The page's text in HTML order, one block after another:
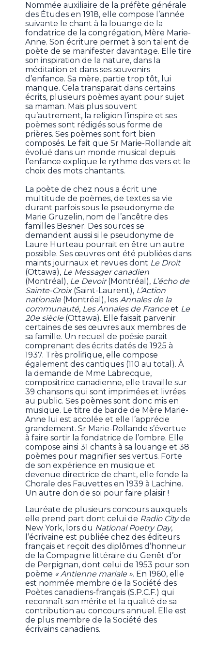
Nommée auxiliaire de la préfète générale
des Études en 1918, elle compose l’année
suivante le chant à la louange de la
fondatrice de la congrégation, Mère Marie-
Anne. Son écriture permet à son talent de
poète de se manifester davantage. Elle tire
son inspiration de la nature, dans la
méditation et dans ses souvenirs
d’enfance. Sa mère, partie trop tôt, lui
manque. Cela transparait dans certains
écrits, plusieurs poèmes ayant pour sujet
sa maman. Mais plus souvent
qu’autrement, la religion l’inspire et ses
poèmes sont rédigés sous forme de
prières. Ses poèmes sont fort bien
composés. Le fait que Sr Marie-Rollande ait
évolué dans un monde musical depuis
l’enfance explique le rythme des vers et le
choix des mots chantants.
La poète de chez nous a écrit une
multitude de poèmes, de textes sa vie
durant parfois sous le pseudonyme de
Marie Gruzelin, nom de l’ancêtre des
familles Besner. Des sources se
demandent aussi si le pseudonyme de
Laure Hurteau pourrait en être un autre
possible. Ses œuvres ont été publiées dans
maints journaux et revues dont Le Droit
(Ottawa), Le Messager canadien
(Montréal), Le Devoir(Montréal), L’écho de
Sainte-Croix (Saint-Laurent), L’Action
nationale (Montréal), les Annales de la
communauté, Les Annales de Franceet Le
20e siècle(Ottawa). Elle faisait parvenir
certaines de ses œuvres aux membres de
sa famille. Un recueil de poésie parait
comprenant des écrits datés de 1925 à
1937. Très prolifique, elle compose
également des cantiques (110 au total). À
la demande de Mme Labrecque,
compositrice canadienne, elle travaille sur
39 chansons qui sont imprimées et livrées
au public. Ses poèmes sont donc mis en
musique. Le titre de barde de Mère Marie-
Anne lui est accolée et elle l’apprécie
grandement. Sr Marie-Rollande s’évertue
à faire sortir la fondatrice de l’ombre. Elle
compose ainsi 31 chants à sa louange et 38
poèmes pour magnifier ses vertus. Forte
de son expérience en musique et
devenue directrice de chant, elle fonde la
Chorale des Fauvettes en 1939 à Lachine.
Un autre don de soi pour faire plaisir !
Lauréate de plusieurs concours auxquels
elle prend part dont celui de Radio Cityde
New York, lors du National Poetry Day,
l’écrivaine est publiée chez des éditeurs
français et reçoit des diplômes d’honneur
de la Compagnie littéraire du Genêt d’or
de Perpignan, dont celui de 1953 pour son
poème « Antienne mariale ». En 1960, elle
est nommée membre de la Société des
Poètes canadiens-français (S.P.C.F.) qui
reconnaît son mérite et la qualité de sa
contribution au concours annuel. Elle est
de plus membre de la Société des
écrivains canadiens.